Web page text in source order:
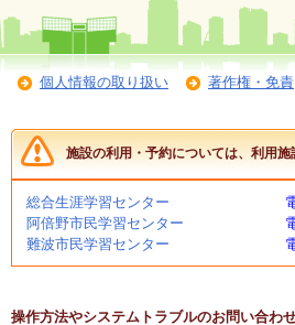
録
よ
く
あ
る
ご
質
問
講
個人情報の取り扱い 著作権・免責
施設の利用・予約については、利用施
総合生涯学習センター
阿倍野市民学習センター
難波市民学習センター
操作方法やシステムトラブルのお問い合わ